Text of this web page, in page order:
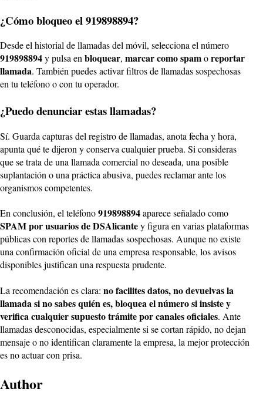
¿Cómo bloqueo el 919898894?
Desde el historial de llamadas del móvil, selecciona el número
919898894y pulsa enbloquear, marcar como spamoreportar
llamada. También puedes activar filtros de llamadas sospechosas
en tu teléfono o con tu operador.
¿Puedo denunciar estas llamadas?
Sí. Guarda capturas del registro de llamadas, anota fecha y hora,
apunta qué te dijeron y conserva cualquier prueba. Si consideras
que se trata de una llamada comercial no deseada, una posible
suplantación o una práctica abusiva, puedes reclamar ante los
organismos competentes.
En conclusión, el teléfono919898894aparece señalado como
SPAM por usuarios de DSAlicantey figura en varias plataformas
públicas con reportes de llamadas sospechosas. Aunque no existe
una confirmación oficial de una empresa responsable, los avisos
disponibles justifican una respuesta prudente.
La recomendación es clara: no facilites datos, no devuelvas la
llamada si no sabes quién es, bloquea el número si insiste y
verifica cualquier supuesto trámite por canales oficiales. Ante
llamadas desconocidas, especialmente si se cortan rápido, no dejan
mensaje o no identifican claramente la empresa, la mejor protección
es no actuar con prisa.
Author